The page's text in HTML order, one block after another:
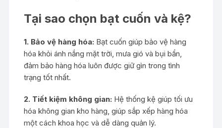
Tại sao chọn bạt cuốn và kệ?
1. Bảo vệ hàng hóa: Bạt cuốn giúp bảo vệ hàng
hóa khỏi ánh nắng mặt trời, mưa gió và bụi bẩn,
đảm bảo hàng hóa luôn được giữ gìn trong tình
trạng tốt nhất.
2. Tiết kiệm không gian: Hệ thống kệ giúp tối ưu
hóa không gian kho hàng, giúp sắp xếp hàng hóa
một cách khoa học và dễ dàng quản lý.